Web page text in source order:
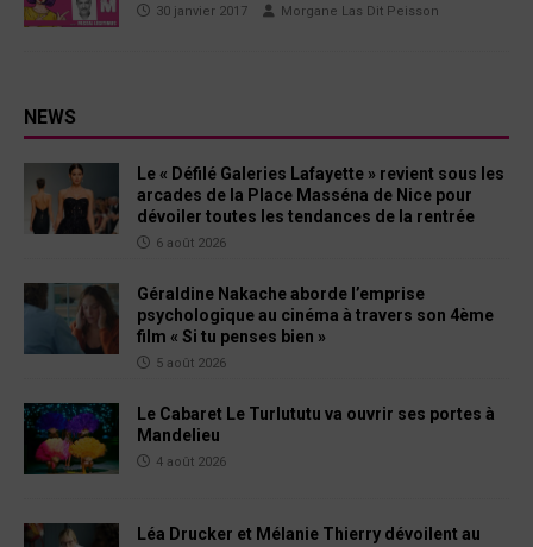
30 janvier 2017 Morgane Las Dit Peisson
NEWS
Le « Défilé Galeries Lafayette » revient sous les
arcades de la Place Masséna de Nice pour
dévoiler toutes les tendances de la rentrée
6 août 2026
Géraldine Nakache aborde l’emprise
psychologique au cinéma à travers son 4ème
film « Si tu penses bien »
5 août 2026
Le Cabaret Le Turlututu va ouvrir ses portes à
Mandelieu
4 août 2026
Léa Drucker et Mélanie Thierry dévoilent au